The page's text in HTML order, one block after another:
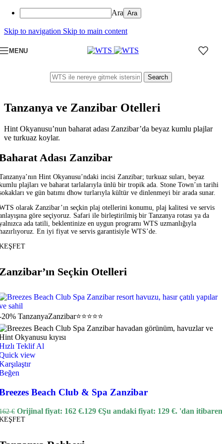
Ara
Skip to navigation Skip to main content
MENU
Search
Tanzanya ve Zanzibar Otelleri
Hint Okyanusu’nun baharat adası Zanzibar’da beyaz kumlu plajlar
ve turkuaz koylar.
Adası Zanzibar
Hint Okyanusu’ndaki incisi Zanzibar; turkuaz suları, beyaz
plajları ve baharat tarlalarıyla ünlü bir tropik ada. Stone Town’ın tarihi
ve gün batımı dhow turlarıyla kültür ve dinlenmeyi bir arada sunar.
olarak Zanzibar’ın seçkin plaj otellerini konumu, plaj kalitesi ve servis
göre seçiyoruz. Safari ile birleştirilmiş bir Tanzanya rotası ya da
ada tatili, beklentinize en uygun programı WTS uzmanlığıyla
En iyi fiyat ve servis garantisiyle WTS’de.
Seçkin Otelleri
20% TanzanyaZanzibar⭐⭐⭐⭐⭐
Teklif Al
view
Beach Club & Spa Zanzibar
€ Orijinal fiyat: 162 €.129 €Şu andaki fiyat: 129 €. 'dan itibaren